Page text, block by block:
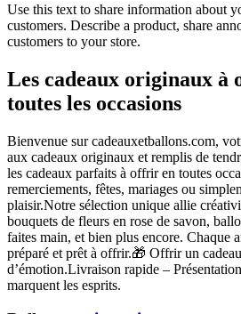
Use this text to share information about
customers. Describe a product, share
customers to your store.
Les cadeaux originaux
toutes les occasions
Bienvenue sur cadeauxetballons.com,
aux cadeaux originaux et remplis de
les cadeaux parfaits à offrir en toutes
remerciements, fêtes, mariages ou
plaisir.Notre sélection unique allie
bouquets de fleurs en rose de savon,
faites main, et bien plus encore. Chaque
préparé et prêt à offrir.🎁 Offrir un
d’émotion.Livraison rapide –
marquent les esprits.